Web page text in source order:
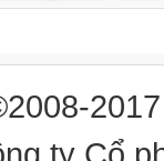
ty Cổ